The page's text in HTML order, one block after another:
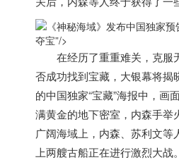
夺宝”/>
在经历了重重难关，克服
否成功找到宝藏，大银幕将揭
的中国独家“宝藏”海报中，画
满黄金的地下密室，内森手举
广阔海域上，内森、苏利文等
上两艘古船正在进行激烈大战。